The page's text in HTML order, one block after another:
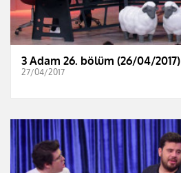
3 Adam 26. bölüm (26/04/2017)
27/04/2017